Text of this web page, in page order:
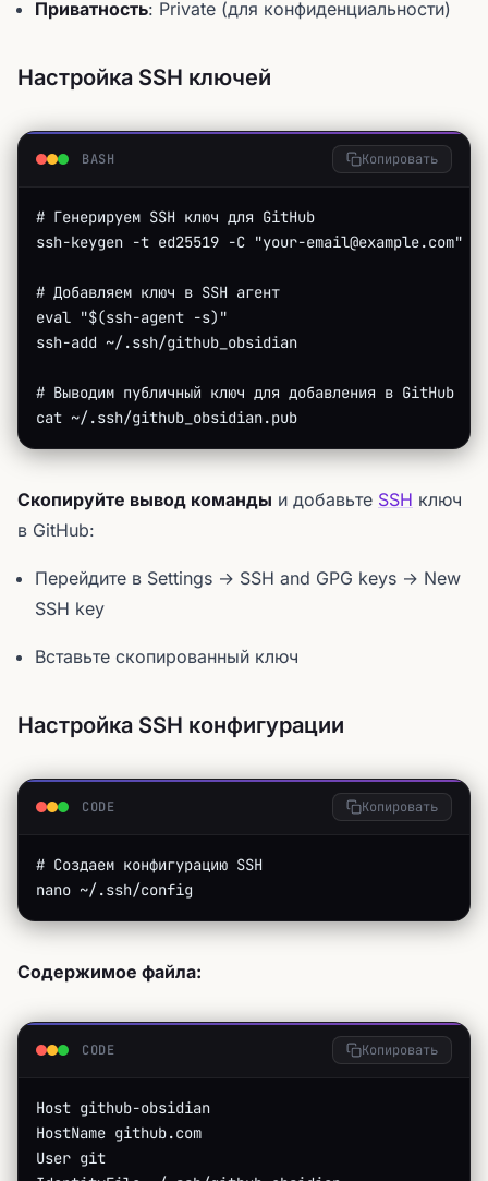
Приватность: Private (для конфиденциальности)
Настройка SSH ключей
BASH Копировать
# Генерируем SSH ключ для GitHub
ssh-keygen -t ed25519 -C "your-
# Добавляем ключ в SSH агент
eval "$(ssh-agent -s)"
ssh-add ~/.ssh/github_obsidian
# Выводим публичный ключ для добавления в GitHub
cat ~/.ssh/github_obsidian.pub
Скопируйте вывод команды и добавьте SSH ключ
в GitHub:
Перейдите в Settings → SSH and GPG keys → New
SSH key
Вставьте скопированный ключ
Настройка SSH конфигурации
CODE Копировать
# Создаем конфигурацию SSH
nano ~/.ssh/config
Содержимое файла:
CODE Копировать
Host github-obsidian
HostName github.com
User git